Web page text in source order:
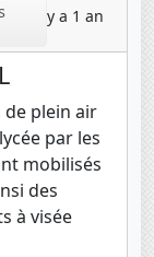
y a 1 an
de plein air
par les
mobilisés
des
à visée